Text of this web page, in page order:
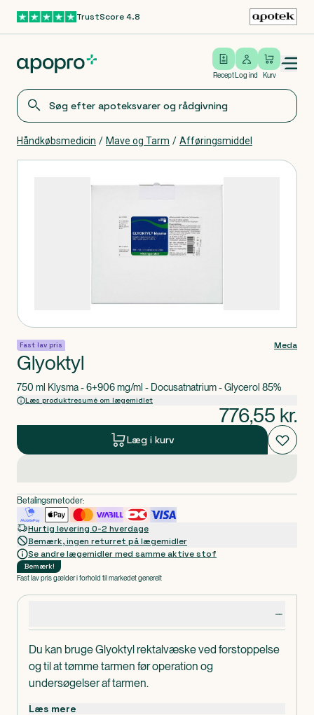
Gå til hovedindholdTrustScore 4.8
Recept
Log ind
Log ind Kurv
Open/close menu
Håndkøbsmedicin / Mave og Tarm / Afføringsmiddel
Du kan bruge Glyoktyl rektalvæske ved forstoppelse
og til at tømme tarmen før operation og
undersøgelser af tarmen.
Læs mere
Fast lav pris Meda
Glyoktyl
750 ml Klysma - 6+906 mg/ml - Docusatnatrium - Glycerol 85%
Læs produktresumé om lægemidlet
776,55 kr.
Læg i kurv
Betalingsmetoder:
Hurtig levering 0-2 hverdage
Bemærk, ingen returret på lægemidler
Se andre lægemidler med samme aktive stof
Bemærk!
Fast lav pris gælder i forhold til markedet generelt